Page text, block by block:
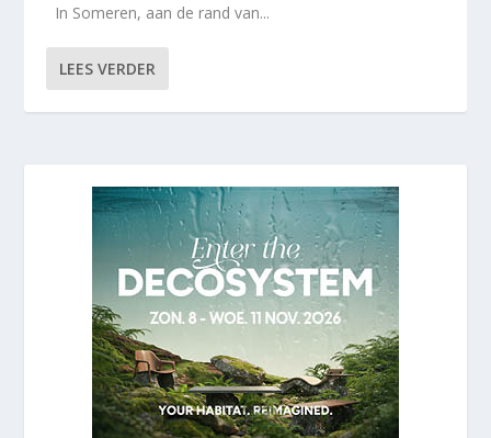
In Someren, aan de rand van...
LEES VERDER